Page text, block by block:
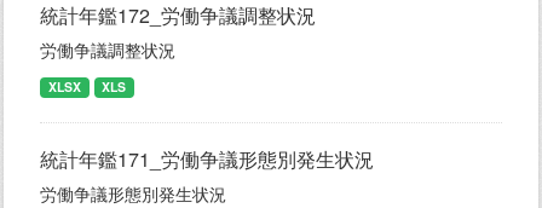
統計年鑑172_労働争議調整状況
労働争議調整状況
XLSX XLS
統計年鑑171_労働争議形態別発生状況
労働争議形態別発生状況